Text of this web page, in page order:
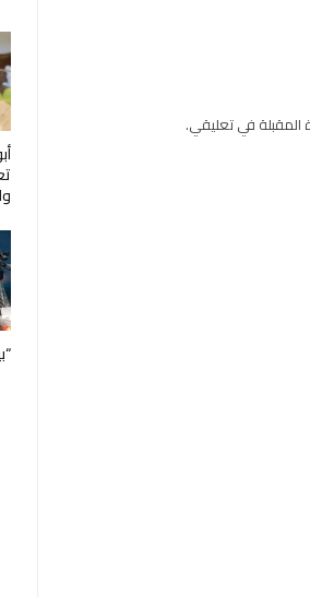
المقبلة في تعليقي.